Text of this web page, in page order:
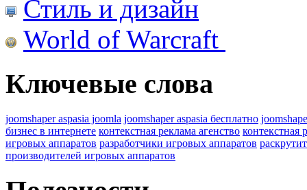
Стиль и дизайн
World of Warcraft
Ключевые слова
joomshaper aspasia joomla joomshaper aspasia бесплатно
бизнес в интернете контекстная реклама агенство контекстная
игровых аппаратов разработчики игровых аппаратов
производителей игровых аппаратов